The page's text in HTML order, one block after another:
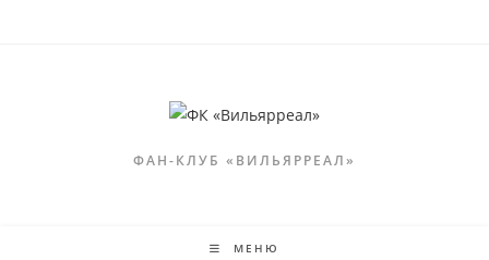
ФАН-КЛУБ «ВИЛЬЯРРЕАЛ»
МЕНЮ